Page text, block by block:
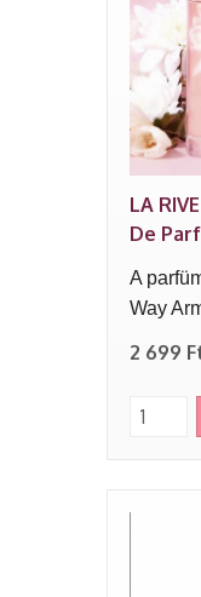
LA
De
A
Way
2 699